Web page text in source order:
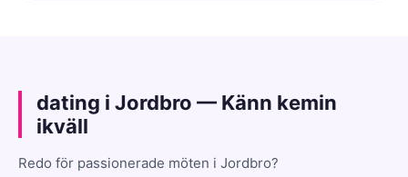
dating i Jordbro — Känn kemin
ikväll
Redo för passionerade möten i Jordbro?